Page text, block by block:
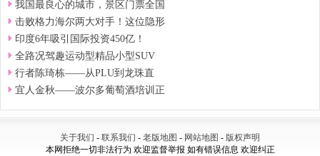
我国最良心的城市，景区门票全国
击败格力海尔两大对手！这位隐形
印度6年吸引国际投资450亿！
全路况驾趣运动型精品小型SUV
行者陈琦栋——从PLU到龙珠直
宜人金秋——波尔多葡萄酒培训正
关于我们 - 联系我们 - 老版地图 - 网站地图 - 版权声明
本网拒绝一切非法行为 欢迎监督举报 如有错误信息 欢迎纠正